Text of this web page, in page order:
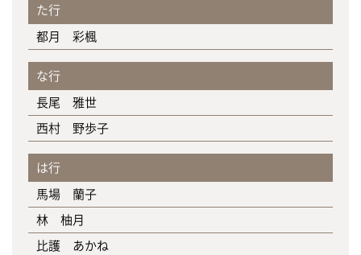
た行
都月 彩楓
な行
長尾 雅世
西村 野歩子
は行
馬場 蘭子
林 柚月
比護 あかね